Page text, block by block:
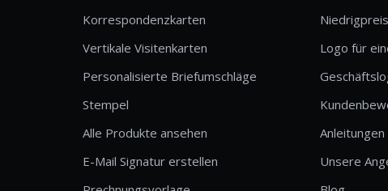
Korrespondenzkarten
Vertikale Visitenkarten
Personalisierte Briefumschläge
Stempel
Alle Produkte ansehen
E-Mail Signatur erstellen
Logo für
Anleitungen
Unsere